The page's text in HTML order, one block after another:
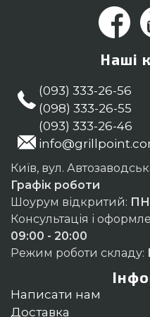
Наші
(093) 333-26-56
(098) 333-26-55
(093) 333-26-46
Київ, вул.
Графік роботи
Шоурум відкритий: ПН
Консультація і
09:00 - 20:00
Режим роботи складу:
Написати нам
Доставка